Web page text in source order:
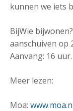
kunnen we iets
BijWie
aanschuiven op
Aanvang: 16 uur.
Meer lezen:
Moa: